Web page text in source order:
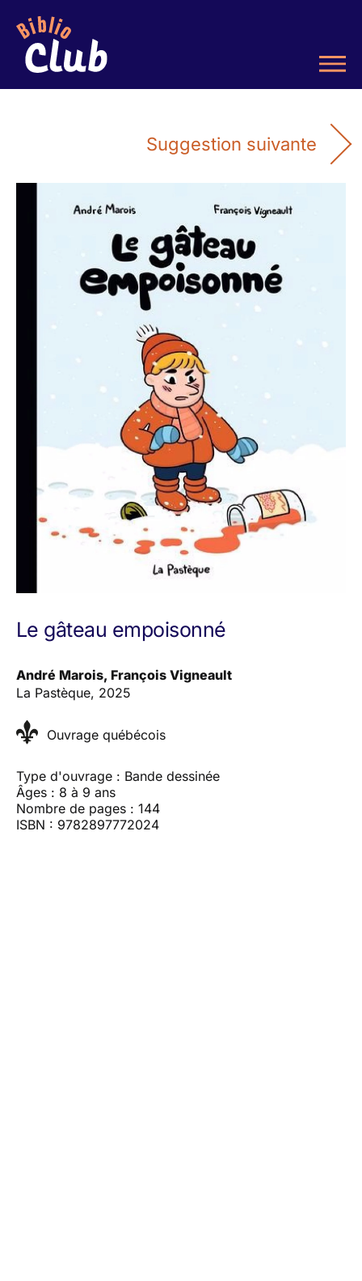
Le gâteau empoisonné
André Marois, François Vigneault
La Pastèque, 2025
Ouvrage québécois
Type d'ouvrage : Bande dessinée
Âges : 8 à 9 ans
Nombre de pages : 144
ISBN : 9782897772024
Suggestion suivante